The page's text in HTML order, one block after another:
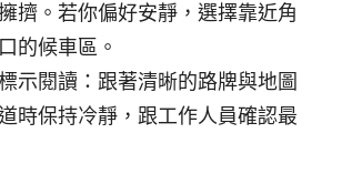
擠。若你偏好安靜，選擇靠近角
的候車區。
示閱讀：跟著清晰的路牌與地圖
時保持冷靜，跟工作人員確認最